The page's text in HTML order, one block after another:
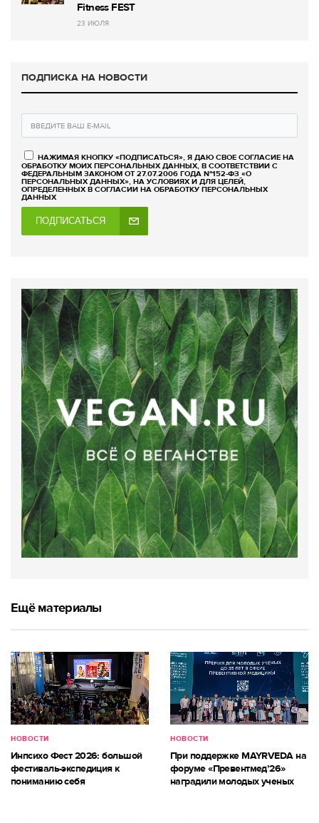
Fitness FEST
23 ИЮЛЯ
ПОДПИСКА НА НОВОСТИ
НАЖИМАЯ КНОПКУ «ПОДПИСАТЬСЯ», Я ДАЮ СВОЕ СОГЛАСИЕ НА
ОБРАБОТКУ МОИХ ПЕРСОНАЛЬНЫХ ДАННЫХ, В СООТВЕТСТВИИ С
ФЕДЕРАЛЬНЫМ ЗАКОНОМ ОТ 27.07.2006 ГОДА №152-ФЗ «О
ПЕРСОНАЛЬНЫХ ДАННЫХ», НА УСЛОВИЯХ И ДЛЯ ЦЕЛЕЙ,
ОПРЕДЕЛЕННЫХ В СОГЛАСИИ НА ОБРАБОТКУ ПЕРСОНАЛЬНЫХ
ДАННЫХ
ПОДПИСАТЬСЯ
Ещё материалы
НОВОСТИ
Инпсихо Фест 2026: большой
фестиваль-экспедиция к
пониманию себя
НОВОСТИ
При поддержке MAYRVEDA на
форуме «Превентмед’26»
наградили молодых ученых